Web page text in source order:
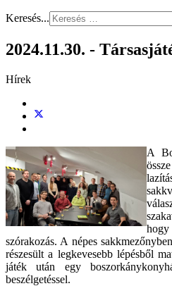
Keresés...
2024.11.30. -
Hírek
A
szórakozás. A népes
részesült a legkevesebb lépésből
játék után egy
beszélgetéssel.